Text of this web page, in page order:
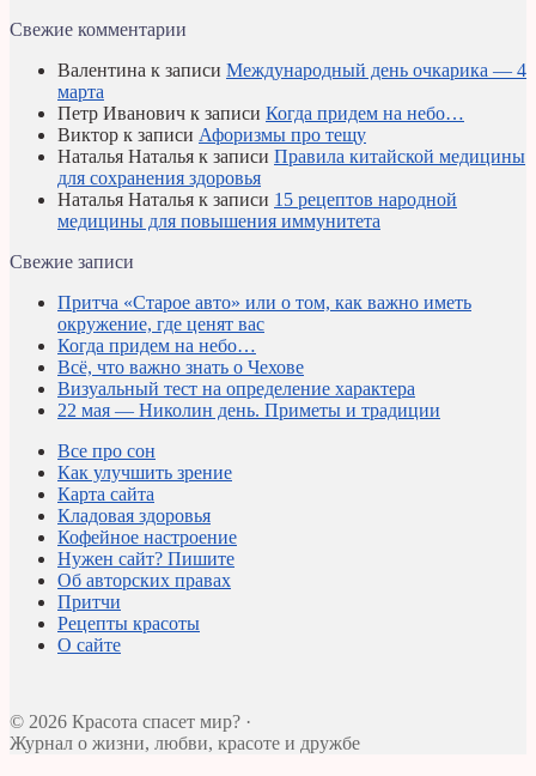
Свежие комментарии
Валентина к записи Международный день очкарика — 4
марта
Петр Иванович к записи Когда придем на небо…
Виктор к записи Афоризмы про тещу
Наталья Наталья к записи Правила китайской медицины
для сохранения здоровья
Наталья Наталья к записи 15 рецептов народной
медицины для повышения иммунитета
Свежие записи
Притча «Старое авто» или о том, как важно иметь
окружение, где ценят вас
Когда придем на небо…
Всё, что важно знать о Чехове
Визуальный тест на определение характера
22 мая — Николин день. Приметы и традиции
Все про сон
Как улучшить зрение
Карта сайта
Кладовая здоровья
Кофейное настроение
Нужен сайт? Пишите
Об авторских правах
Притчи
Рецепты красоты
О сайте
© 2026 Красота спасет мир? ·
Журнал о жизни, любви, красоте и дружбе